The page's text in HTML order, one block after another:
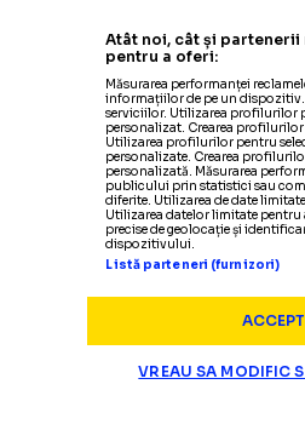
Atât noi, cât și
pentru a oferi:
Măsurarea performanței
informațiilor de pe un
serviciilor. Utilizarea profilurilor
personalizat. Crearea
Utilizarea profilurilor pentru
personalizate. Crearea
personalizată. Măsurarea
publicului prin statistici sau
diferite. Utilizarea de date
Utilizarea datelor limitate pentru
precise de geolocație și
dispozitivului.
Listă parteneri (furnizori)
VREAU SA MODIFIC